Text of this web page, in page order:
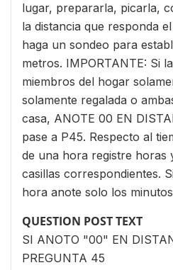
lugar, prepararla, picarla,
la distancia que responda
haga un sondeo para
metros. IMPORTANTE: Si
miembros del hogar
solamente regalada o
casa, ANOTE 00 EN
pase a P45. Respecto al
de una hora registre horas
casillas correspondientes.
hora anote solo los
QUESTION POST TEXT
SI ANOTO "00" EN
PREGUNTA 45